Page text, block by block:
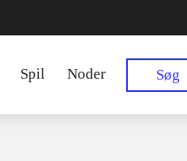
Spil Noder Søg